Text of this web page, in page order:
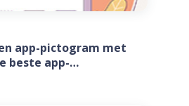
app-pictogram met
beste app-